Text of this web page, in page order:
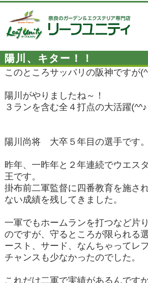
陽川、キター！！
このところサッパリの阪神ですが
陽川がやりましたね～！
３ランを含む全４打点の大活躍(^^♪
陽川尚将 大卒５年目の選手です。
昨年、一昨年と２年連続でウエス
王です。
掛布前二軍監督に四番教育を施さ
ない成績を残してきました。
一軍でもホームランを打つなど片
のですが、守るところが限られる
ースト、サード、なんちゃってレ
チャンスも少なかったのでした。
これだけ二軍で実績があるんです